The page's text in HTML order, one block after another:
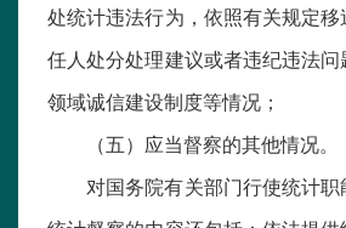
处统计违法行为，依照有关规定
任人处分处理建议或者违纪违法
领域诚信建设制度等情况；
（五）应当督察的其他情况。
对国务院有关部门行使统计